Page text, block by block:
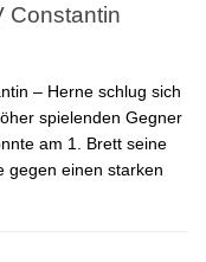
Constantin
– Herne schlug sich
spielenden Gegner
am 1. Brett seine
gegen einen starken